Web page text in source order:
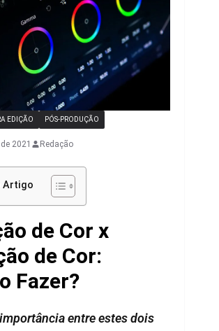
EDIÇÃO PÓS-PRODUÇÃO
2021 Redação
Artigo
de Cor x
de Cor:
Fazer?
entre estes dois